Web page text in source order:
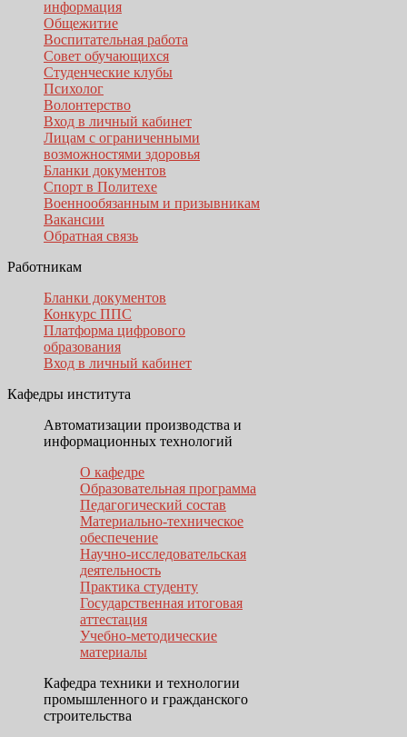
информация
Общежитие
Воспитательная работа
Совет обучающихся
Студенческие клубы
Психолог
Волонтерство
Вход в личный кабинет
Лицам с ограниченными
возможностями здоровья
Бланки документов
Спорт в Политехе
Военнообязанным и призывникам
Вакансии
Обратная связь
Работникам
Бланки документов
Конкурс ППС
Платформа цифрового
образования
Вход в личный кабинет
Кафедры института
Автоматизации производства и
информационных технологий
О кафедре
Образовательная программа
Педагогический состав
Материально-техническое
обеспечение
Научно-исследовательская
деятельность
Практика студенту
Государственная итоговая
аттестация
Учебно-методические
материалы
Кафедра техники и технологии
промышленного и гражданского
строительства